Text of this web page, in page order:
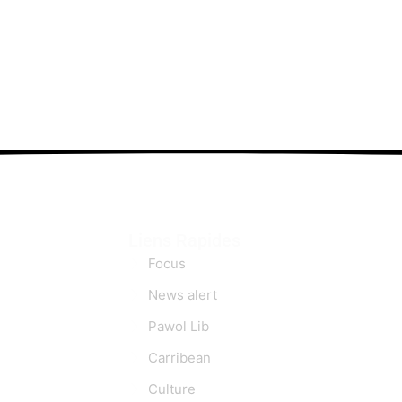
Focus
News alert
Pawol Lib
Carribean
Culture